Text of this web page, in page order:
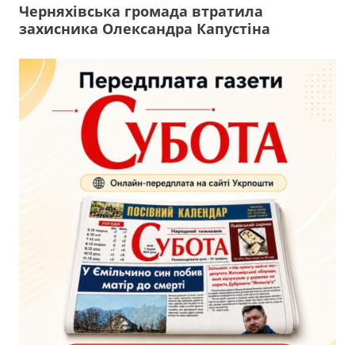
Черняхівська громада втратила
захисника Олександра Капустіна